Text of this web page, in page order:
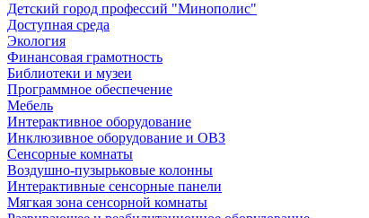
Детский город профессий "Минополис"
Доступная среда
Экология
Финансовая грамотность
Библиотеки и музеи
Программное обеспечение
Мебель
Интерактивное оборудование
Инклюзивное оборудование и ОВЗ
Cенсорные комнаты
Воздушно-пузырьковые колонны
Интерактивные сенсорные панели
Мягкая зона сенсорной комнаты